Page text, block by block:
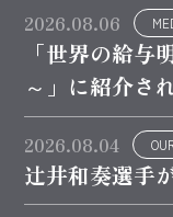
2026.08.06
「世界の給与
～」に紹介さ
2026.08.04
辻井和奏選手